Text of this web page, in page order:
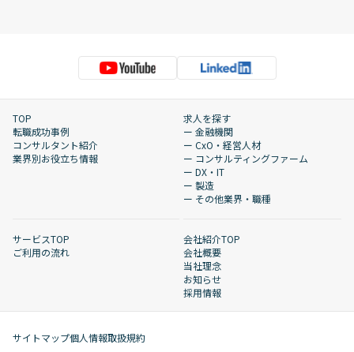
TOP
転職成功事例
コンサルタント紹介
業界別お役立ち情報
求人を探す
ー 金融機関
ー CxO・経営人材
ー コンサルティングファーム
ー DX・IT
ー 製造
ー その他業界・職種
サービスTOP
ご利用の流れ
会社紹介TOP
会社概要
当社理念
お知らせ
採用情報
サイトマップ個人情報取扱規約